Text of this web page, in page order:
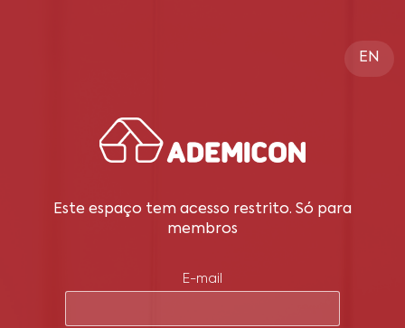
EN
Este espaço tem acesso restrito. Só para
membros
E-mail